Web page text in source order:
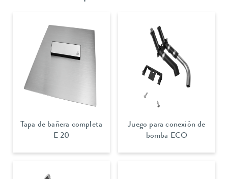
Tapa de bañera completa
E 20
Juego para conexión de
bomba ECO